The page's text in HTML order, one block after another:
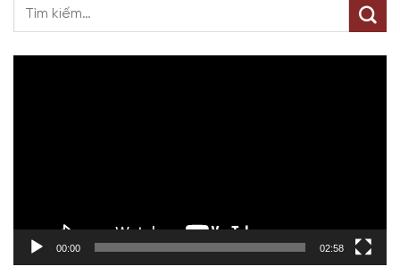
00:00 02:58